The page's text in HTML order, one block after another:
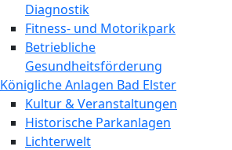
Diagnostik
Fitness- und Motorikpark
Betriebliche
Gesundheitsförderung
Königliche Anlagen Bad Elster
Kultur & Veranstaltungen
Historische Parkanlagen
Lichterwelt